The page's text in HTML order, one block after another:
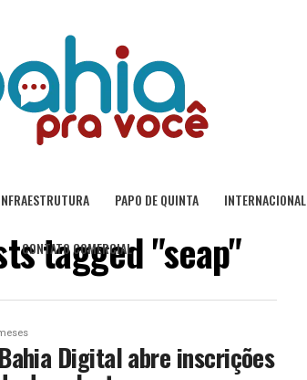
PAPO DE QUINTA INTERNACIONAL
CONTATO COMERCIAL
tagged "seap"
Digital abre inscrições